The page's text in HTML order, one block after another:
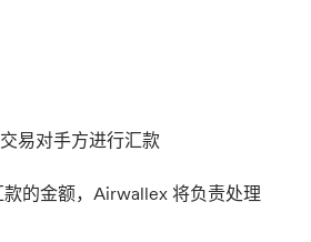
易对手方进行汇款
的金额，Airwallex 将负责处理